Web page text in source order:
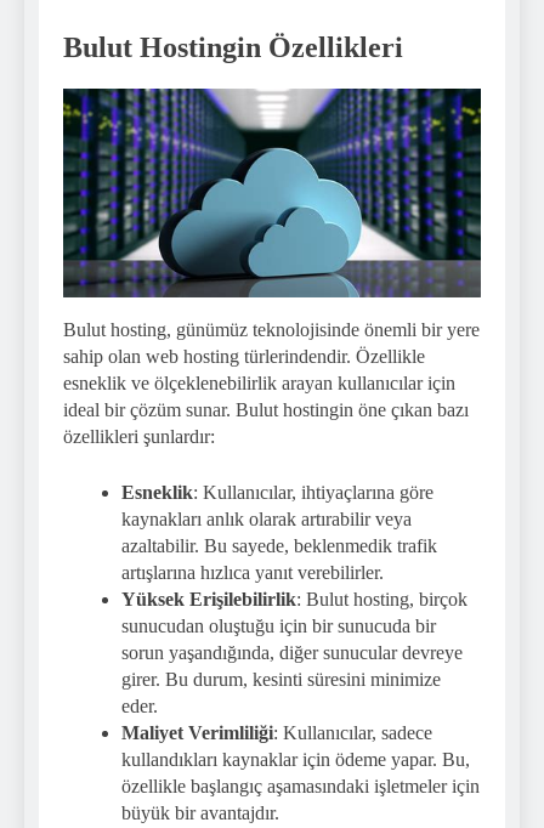
Bulut Hostingin Özellikleri
Bulut hosting, günümüz teknolojisinde önemli bir yere
sahip olan web hosting türlerindendir. Özellikle
esneklik ve ölçeklenebilirlik arayan kullanıcılar için
ideal bir çözüm sunar. Bulut hostingin öne çıkan bazı
özellikleri şunlardır:
Esneklik: Kullanıcılar, ihtiyaçlarına göre
kaynakları anlık olarak artırabilir veya
azaltabilir. Bu sayede, beklenmedik trafik
artışlarına hızlıca yanıt verebilirler.
Yüksek Erişilebilirlik: Bulut hosting, birçok
sunucudan oluştuğu için bir sunucuda bir
sorun yaşandığında, diğer sunucular devreye
girer. Bu durum, kesinti süresini minimize
eder.
Maliyet Verimliliği: Kullanıcılar, sadece
kullandıkları kaynaklar için ödeme yapar. Bu,
özellikle başlangıç aşamasındaki işletmeler için
büyük bir avantajdır.